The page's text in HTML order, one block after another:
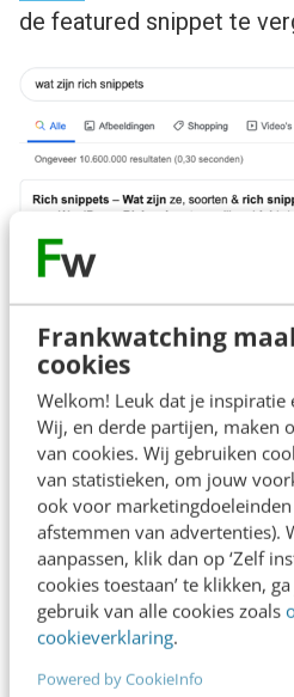
Frankwatching
cookies
Welkom! Leuk dat je
Wij, en derde partijen, maken
van cookies. Wij gebruiken
van statistieken, om jouw
ook voor
afstemmen van advertenties).
aanpassen, klik dan op ‘Zelf
cookies toestaan’ te klikken,
gebruik van alle cookies zoals
cookieverklaring.
Powered by CookieInfo
de featured snippet te
De featured snippet kan
tabel zijn. Uit onderzoek
komt naar voren dat
voor het tabel element.